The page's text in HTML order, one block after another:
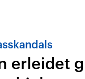
erleidet